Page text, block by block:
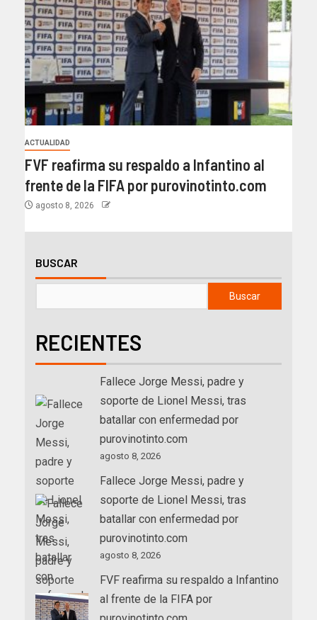
ACTUALIDAD
FVF reafirma su respaldo a Infantino al
frente de la FIFA por purovinotinto.com
agosto 8, 2026
BUSCAR
Buscar
RECIENTES
Fallece Jorge Messi, padre y
soporte de Lionel Messi, tras
batallar con enfermedad por
purovinotinto.com
agosto 8, 2026
Fallece Jorge Messi, padre y
soporte de Lionel Messi, tras
batallar con enfermedad por
purovinotinto.com
agosto 8, 2026
FVF reafirma su respaldo a Infantino
al frente de la FIFA por